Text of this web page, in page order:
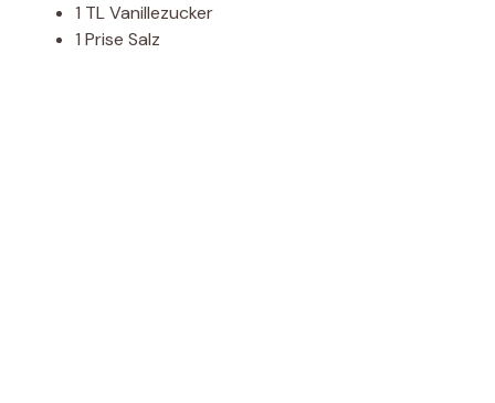
1 TL Vanillezucker
1 Prise Salz